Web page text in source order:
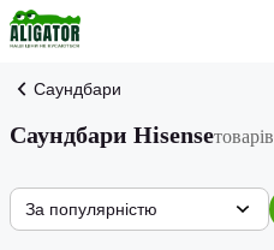
Саундбари
Саундбари Hisenseтоварів
За популярністю